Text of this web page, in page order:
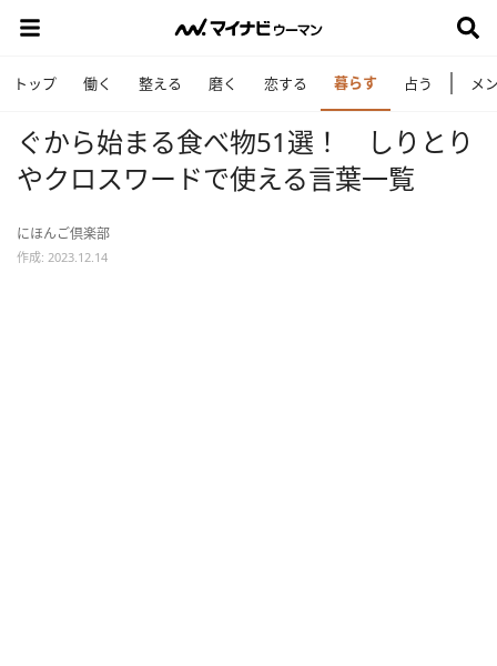
トップ 働く 整える 磨く 恋する 暮らす 占う メ
ぐから始まる食べ物51選！ しりとり
やクロスワードで使える言葉一覧
にほんご倶楽部
作成: 2023.12.14